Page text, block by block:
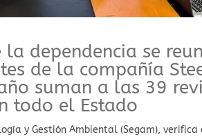
la dependencia se
de la compañía
suman a las 39
todo el Estado
y Gestión Ambiental (Segam),